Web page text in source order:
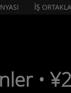
İŞ
•